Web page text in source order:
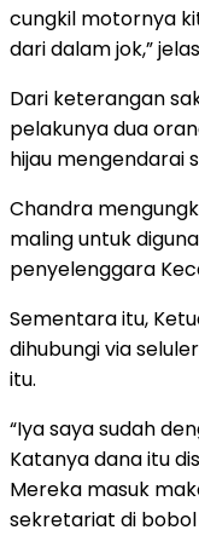
cungkil motornya
dari dalam jok,”
Dari keterangan
pelakunya dua
hijau mengendarai
Chandra
maling untuk
penyelenggara
Sementara itu,
dihubungi via
itu.
“Iya saya sudah
Katanya dana itu
Mereka masuk
sekretariat di bobol